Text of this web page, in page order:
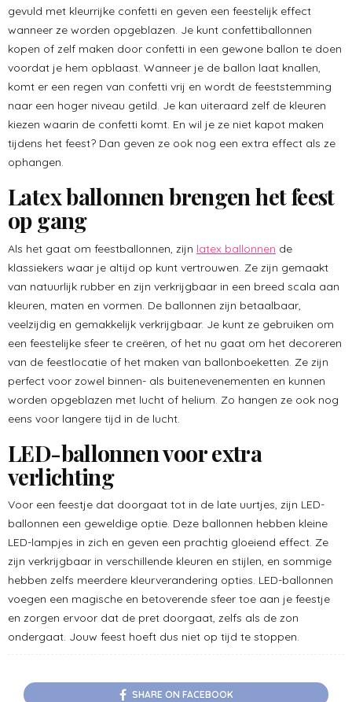
gevuld met kleurrijke confetti en geven een feestelijk effect
wanneer ze worden opgeblazen. Je kunt confettiballonnen
kopen of zelf maken door confetti in een gewone ballon te doen
voordat je hem opblaast. Wanneer je de ballon laat knallen,
komt er een regen van confetti vrij en wordt de feeststemming
naar een hoger niveau getild. Je kan uiteraard zelf de kleuren
kiezen waarin de confetti komt. En wil je ze niet kapot maken
tijdens het feest? Dan geven ze ook nog een extra effect als ze
ophangen.
Latex ballonnen brengen het feest
op gang
Als het gaat om feestballonnen, zijn latex ballonnen de
klassiekers waar je altijd op kunt vertrouwen. Ze zijn gemaakt
van natuurlijk rubber en zijn verkrijgbaar in een breed scala aan
kleuren, maten en vormen. De ballonnen zijn betaalbaar,
veelzijdig en gemakkelijk verkrijgbaar. Je kunt ze gebruiken om
een feestelijke sfeer te creëren, of het nu gaat om het decoreren
van de feestlocatie of het maken van ballonboeketten. Ze zijn
perfect voor zowel binnen- als buitenevenementen en kunnen
worden opgeblazen met lucht of helium. Zo hangen ze ook nog
eens voor langere tijd in de lucht.
LED-ballonnen voor extra
verlichting
Voor een feestje dat doorgaat tot in de late uurtjes, zijn LED-
ballonnen een geweldige optie. Deze ballonnen hebben kleine
LED-lampjes in zich en geven een prachtig gloeiend effect. Ze
zijn verkrijgbaar in verschillende kleuren en stijlen, en sommige
hebben zelfs meerdere kleurverandering opties. LED-ballonnen
voegen een magische en betoverende sfeer toe aan je feestje
en zorgen ervoor dat de pret doorgaat, zelfs als de zon
ondergaat. Jouw feest hoeft dus niet op tijd te stoppen.
SHARE ON FACEBOOK